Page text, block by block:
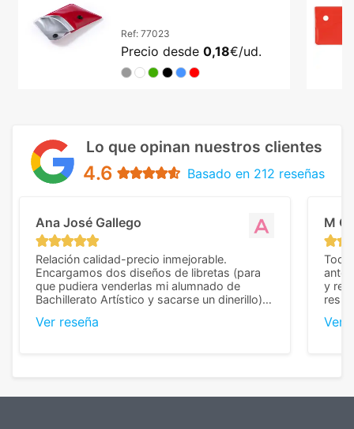
Ref: 77023
Precio desde 0,18€/ud.
Lo que opinan nuestros clientes
4.6 Basado en 212 reseñas
Ana José Gallego
Relación calidad-precio inmejorable.
Encargamos dos diseños de libretas (para
que pudiera venderlas mi alumnado de
Bachillerato Artístico y sacarse un dinerillo) y
diferencia, con libretas de muy buena calidad
Ver reseña
M C
Todo
y
Ver